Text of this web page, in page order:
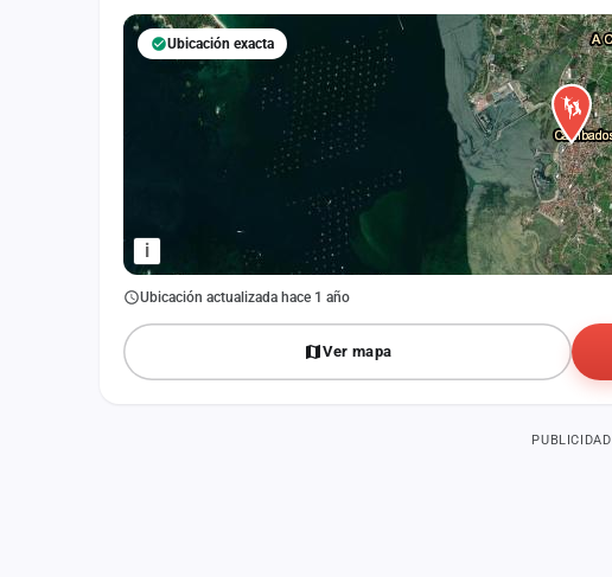
i
Ubicación exacta
Ubicación actualizada hace 1 año
Ver mapa
PUBLICIDAD
Iniciar sesión
Crear cuenta
Administración